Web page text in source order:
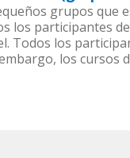
grupos que
los participantes
Todos los
los